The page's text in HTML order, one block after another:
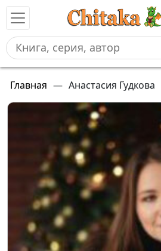
Главная — Анастасия Гудкова